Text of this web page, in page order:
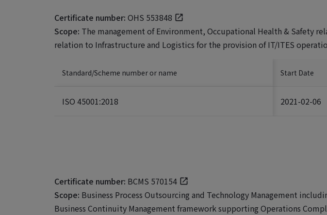
Certificate number: OHS 553848
Scope: The management of Environment, Occupational Health & Safety
relation to Infrastructure and Logistics for the provision of IT/ITES
Standard/Scheme number or name Start Date
ISO 45001:2018 2021-02-06
Certificate number: BCMS 570154
Scope: Business Process Outsourcing and Technology Management
Business Continuity Management framework supporting Operations